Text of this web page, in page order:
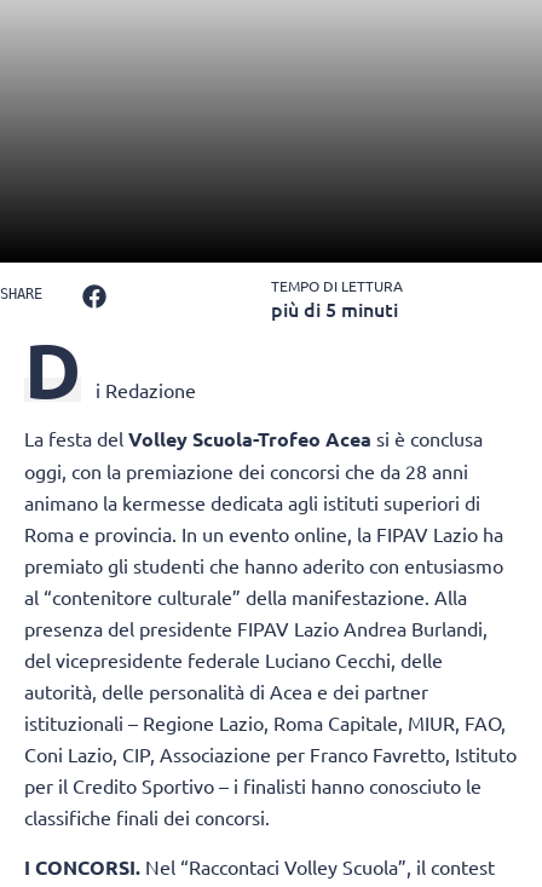
SHARE TEMPO DI LETTURA
più di 5 minuti
D i Redazione
La festa del Volley Scuola-Trofeo Acea si è conclusa
oggi, con la premiazione dei concorsi che da 28 anni
animano la kermesse dedicata agli istituti superiori di
Roma e provincia. In un evento online, la FIPAV Lazio ha
premiato gli studenti che hanno aderito con entusiasmo
al “contenitore culturale” della manifestazione. Alla
presenza del presidente FIPAV Lazio Andrea Burlandi,
del vicepresidente federale Luciano Cecchi, delle
autorità, delle personalità di Acea e dei partner
istituzionali – Regione Lazio, Roma Capitale, MIUR, FAO,
Coni Lazio, CIP, Associazione per Franco Favretto, Istituto
per il Credito Sportivo – i finalisti hanno conosciuto le
classifiche finali dei concorsi.
I CONCORSI. Nel “Raccontaci Volley Scuola”, il contest